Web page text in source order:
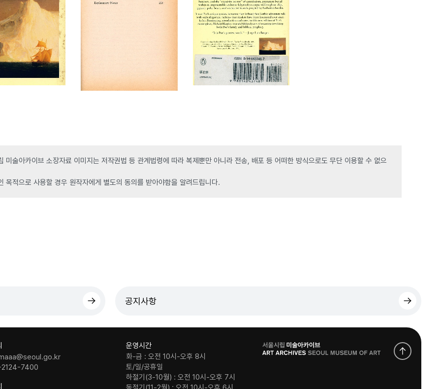
미술아카이브 소장자료 이미지는 저작권법 등 관계법령에 따라 복제뿐만 아니라 전송, 배포 등 어떠한 방식으로도 무단 이용할 수 없으
목적으로 사용할 경우 원작자에게 별도의 동의를 받아야함을 알려드립니다.
공지사항
7400
운영시간
화-금 : 오전 10시-오후 8시
토/일/공휴일
하절기(3-10월) : 오전 10시-오후 7시
로
고